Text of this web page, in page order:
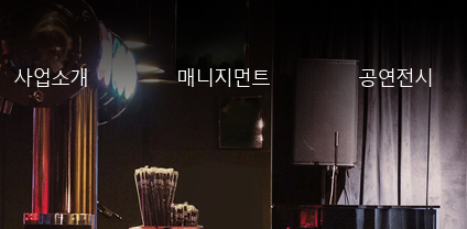
사업소개 매니지먼트 공연전시